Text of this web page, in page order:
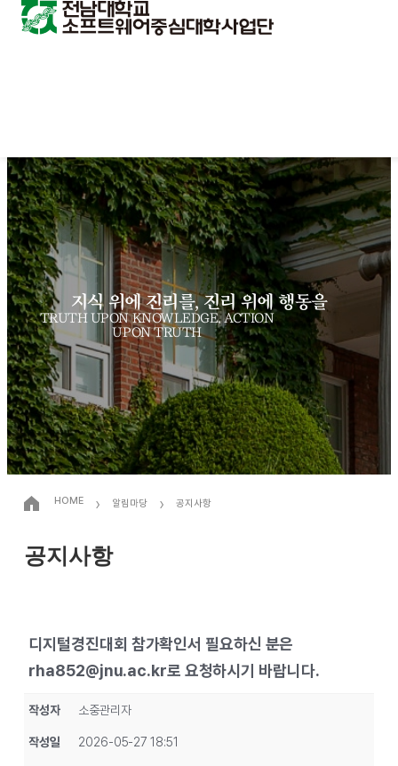
지식 위에 진리를, 진리 위에 행동을
TRUTH UPON KNOWLEDGE, ACTION
UPON TRUTH
HOME › 알림마당 › 공지사항
공지사항
디지털경진대회 참가확인서 필요하신 분은
rha852@jnu.ac.kr로 요청하시기 바랍니다.
작성자 소중관리자
작성일 2026-05-27 18:51